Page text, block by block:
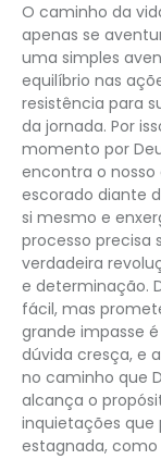
O caminho da
apenas se
uma simples
equilíbrio nas
resistência para
da jornada. Por
momento por
encontra o nosso
escorado diante
si mesmo e
processo precisa
verdadeira
e determinação.
fácil, mas
grande impasse
dúvida cresça, e
no caminho que
alcança o
inquietações que
estagnada, como